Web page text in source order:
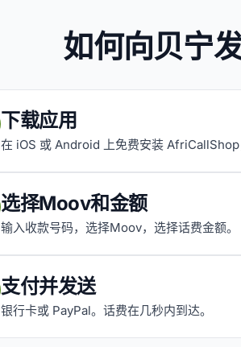
如何向贝宁
下载应用
在 iOS 或 Android 上免费安装 AfriCallShop
选择Moov和金额
输入收款号码，选择Moov，选择话费金额。
支付并发送
银行卡或 PayPal。话费在几秒内到达。